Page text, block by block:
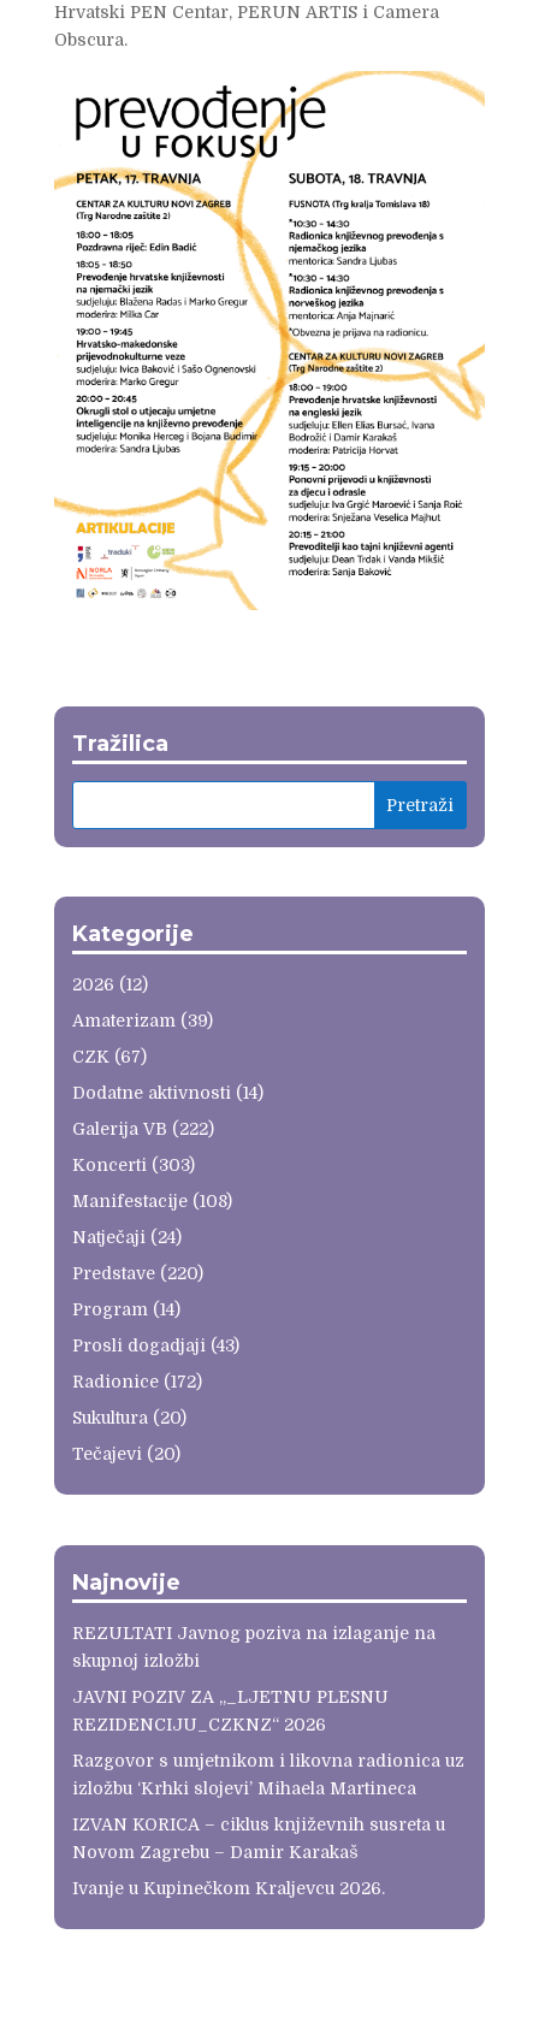
Hrvatski PEN Centar, PERUN ARTIS i Camera
Obscura.
Tražilica
Kategorije
2026 (12)
Amaterizam(39)
CZK(67)
Dodatne aktivnosti(14)
Galerija VB (222)
Koncerti(303)
Manifestacije(108)
Natječaji(24)
Predstave(220)
Program(14)
Prosli dogadjaji(43)
Radionice(172)
Sukultura(20)
Tečajevi(20)
Najnovije
REZULTATI Javnog poziva na izlaganje na
skupnoj izložbi
JAVNI POZIV ZA „_LJETNU PLESNU
REZIDENCIJU_CZKNZ“ 2026
Razgovor s umjetnikom i likovna radionica uz
izložbu ‘Krhki slojevi’ Mihaela Martineca
IZVAN KORICA – ciklus književnih susreta u
Novom Zagrebu – Damir Karakaš
Ivanje u Kupinečkom Kraljevcu 2026.